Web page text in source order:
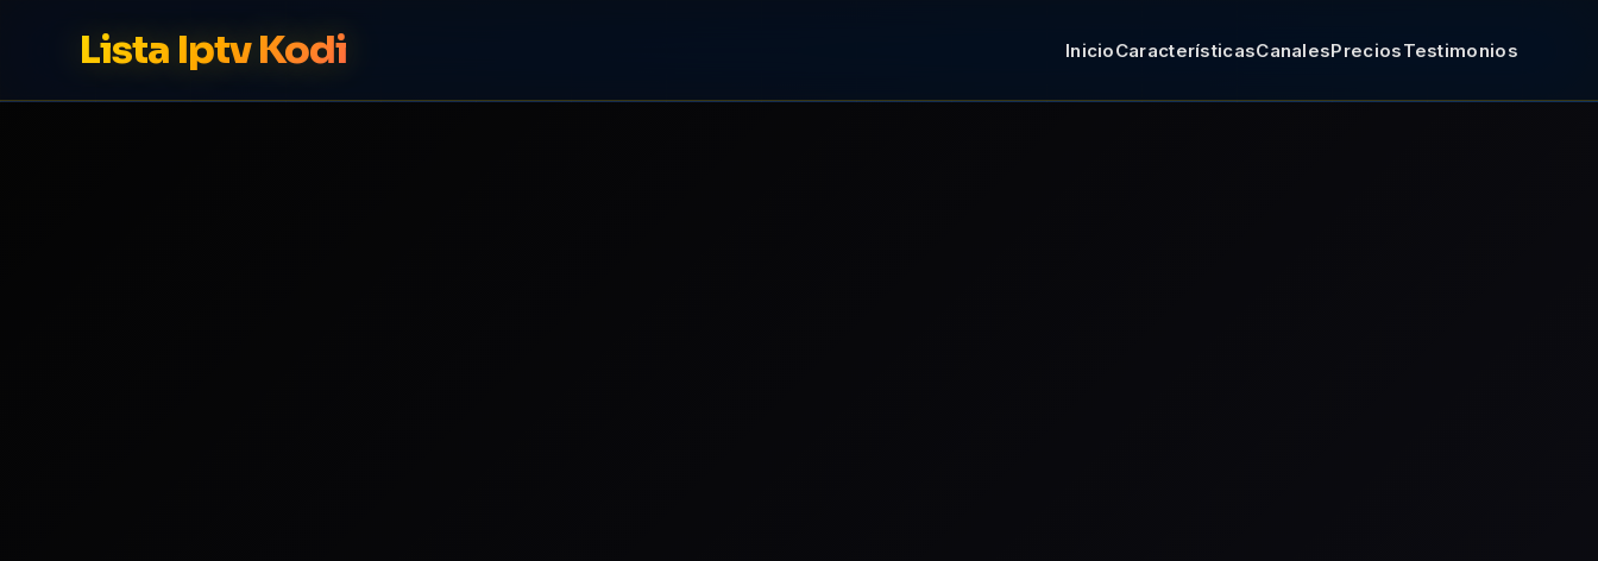
Lista Iptv Kodi InicioCaracterísticasCanalesPreciosTestimonios